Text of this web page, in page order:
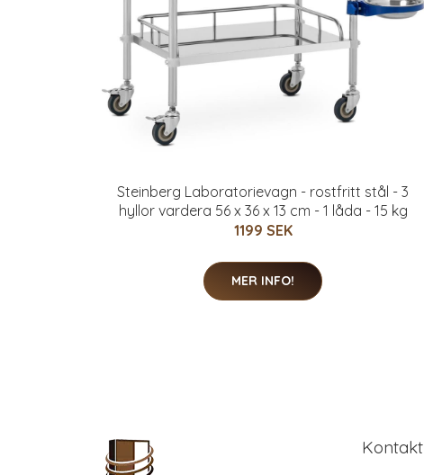
Steinberg Laboratorievagn - rostfritt stål - 3
hyllor vardera 56 x 36 x 13 cm - 1 låda - 15 kg
1199 SEK
MER INFO!
Kontakt